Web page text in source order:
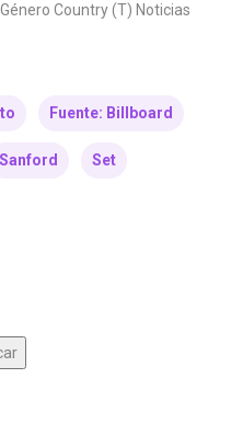
Country (T) Noticias
Fuente: Billboard
Sanford Set